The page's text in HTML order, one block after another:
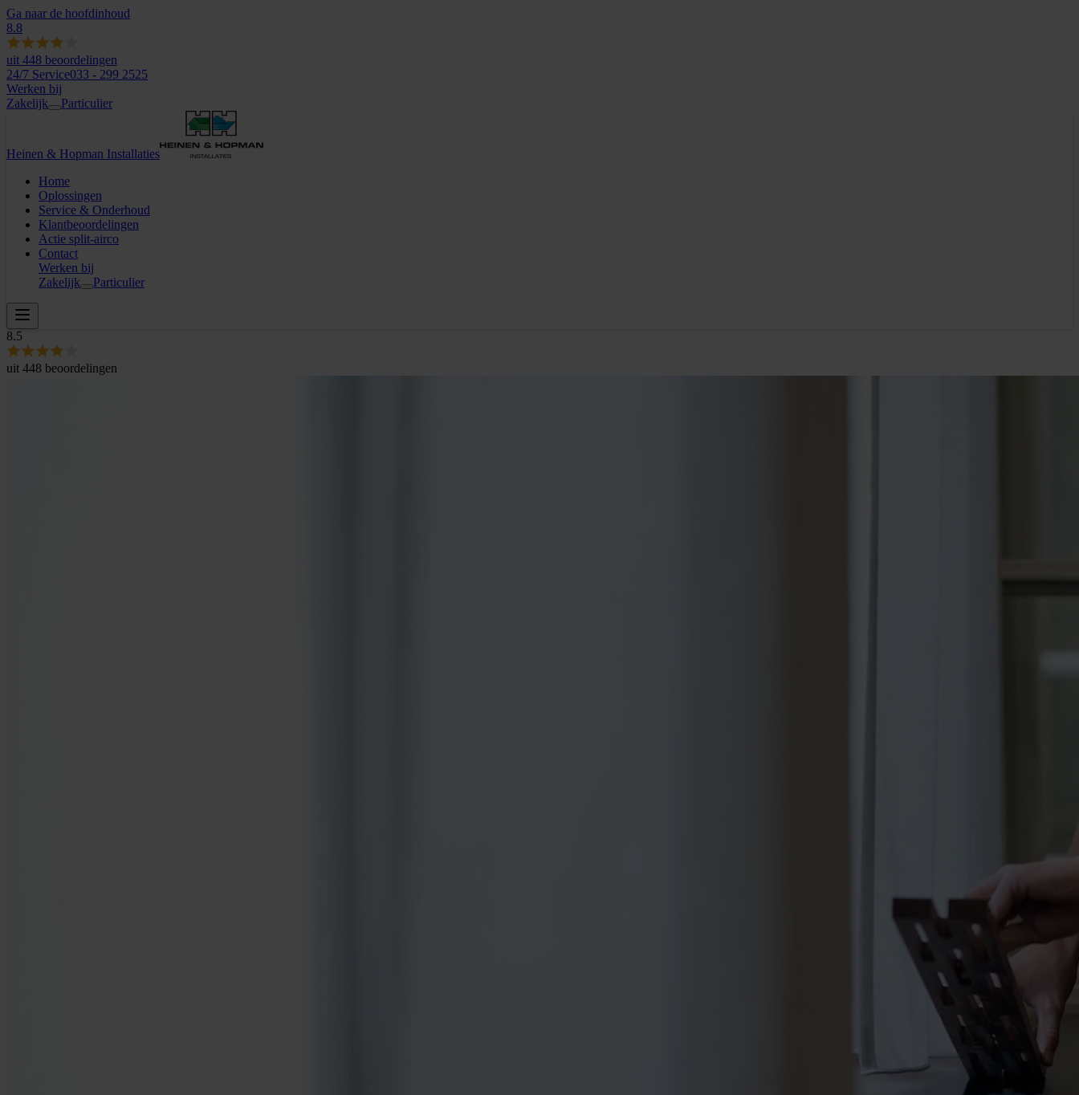
Ga naar de hoofdinhoud
8.8
uit 448 beoordelingen
24/7 Service033 - 299 2525
Werken bij
Zakelijk
Particulier
Heinen & Hopman Installaties
Home
Oplossingen
Service & Onderhoud
Klantbeoordelingen
Actie split-airco
Contact
Werken bij
Zakelijk
Particulier
8.5
uit 448 beoordelingen